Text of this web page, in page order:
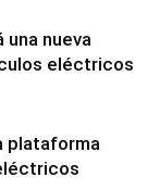
una nueva
eléctricos
plataforma